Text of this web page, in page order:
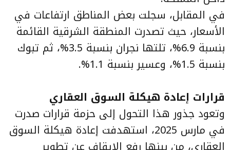
في المقابل، سجلت بعض المناطق ارتفاعات في
الأسعار، حيث تصدرت المنطقة الشرقية القائمة
بنسبة 6.9%، تلتها نجران بنسبة 3.5%، ثم تبوك
بنسبة 1.5%، وعسير بنسبة 1.1%.
قرارات إعادة هيكلة السوق العقاري
وتعود جذور هذا التحول إلى حزمة قرارات صدرت
في مارس 2025، استهدفت إعادة هيكلة السوق